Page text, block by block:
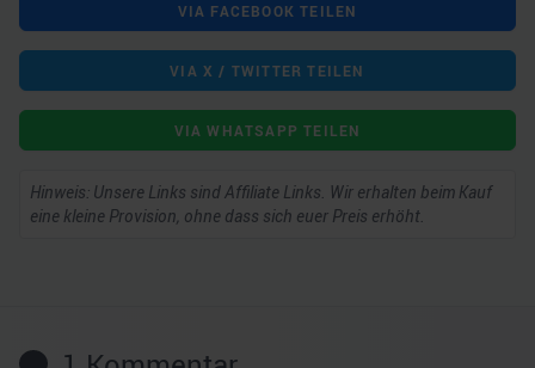
VIA FACEBOOK TEILEN
VIA X / TWITTER TEILEN
VIA WHATSAPP TEILEN
Hinweis: Unsere Links sind Affiliate Links. Wir erhalten beim Kauf
eine kleine Provision, ohne dass sich euer Preis erhöht.